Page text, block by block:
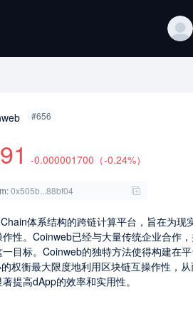
#656
-0.000001700 （-0.24%）
:0x505b...88bf04
体系结构的跨链计算平台，旨在为现
性。Coinweb已经与大量传统企业合作
目标。Coinweb的独特方法使得构建在
权衡最大限度地利用区块链互操作性，
提高dApp的效率和实用性。